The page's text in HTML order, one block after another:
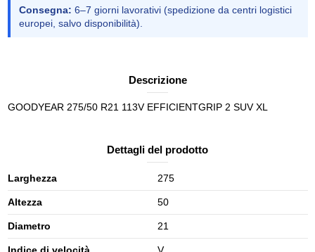
Consegna: 6–7 giorni lavorativi (spedizione da centri logistici
europei, salvo disponibilità).
Descrizione
GOODYEAR 275/50 R21 113V EFFICIENTGRIP 2 SUV XL
Dettagli del prodotto
Larghezza 275
Altezza 50
Diametro 21